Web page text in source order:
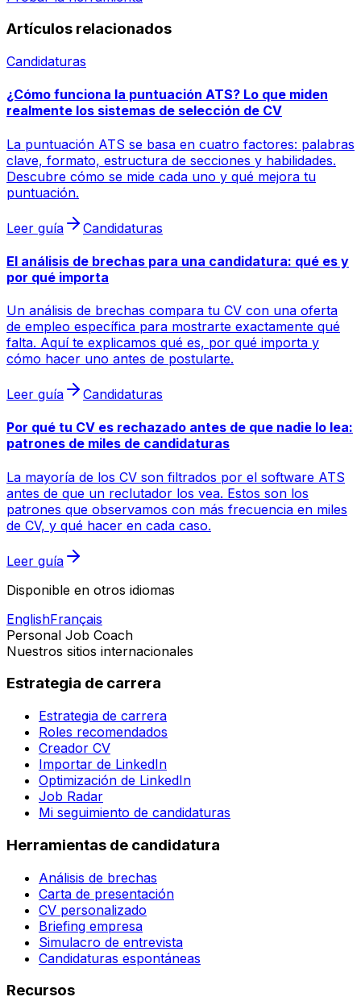
Artículos relacionados
Candidaturas
¿Cómo funciona la puntuación ATS? Lo que miden
realmente los sistemas de selección de CV
La puntuación ATS se basa en cuatro factores: palabras
clave, formato, estructura de secciones y habilidades.
Descubre cómo se mide cada uno y qué mejora tu
puntuación.
Leer guía Candidaturas
El análisis de brechas para una candidatura: qué es y
por qué importa
Un análisis de brechas compara tu CV con una oferta
de empleo específica para mostrarte exactamente qué
falta. Aquí te explicamos qué es, por qué importa y
cómo hacer uno antes de postularte.
Leer guía Candidaturas
Por qué tu CV es rechazado antes de que nadie lo lea:
patrones de miles de candidaturas
La mayoría de los CV son filtrados por el software ATS
antes de que un reclutador los vea. Estos son los
patrones que observamos con más frecuencia en miles
de CV, y qué hacer en cada caso.
Leer guía
Disponible en otros idiomas
EnglishFrançais
Personal Job Coach
Nuestros sitios internacionales
Estrategia de carrera
Estrategia de carrera
Roles recomendados
Creador CV
Importar de LinkedIn
Optimización de LinkedIn
Job Radar
Mi seguimiento de candidaturas
Herramientas de candidatura
Análisis de brechas
Carta de presentación
CV personalizado
Briefing empresa
Simulacro de entrevista
Candidaturas espontáneas
Recursos